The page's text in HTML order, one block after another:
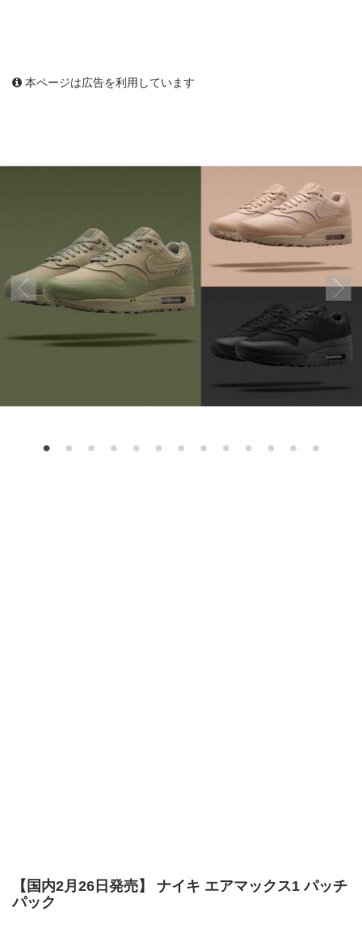
本ページは広告を利用しています
【国内2月26日発売】 ナイキ エアマックス1 パッチ
パック